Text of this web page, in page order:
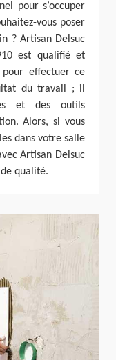
pour s’occuper
vous poser
? Artisan Delsuc
est qualifié et
pour effectuer ce
du travail ; il
et des outils
Alors, si vous
dans votre salle
Artisan Delsuc
qualité.